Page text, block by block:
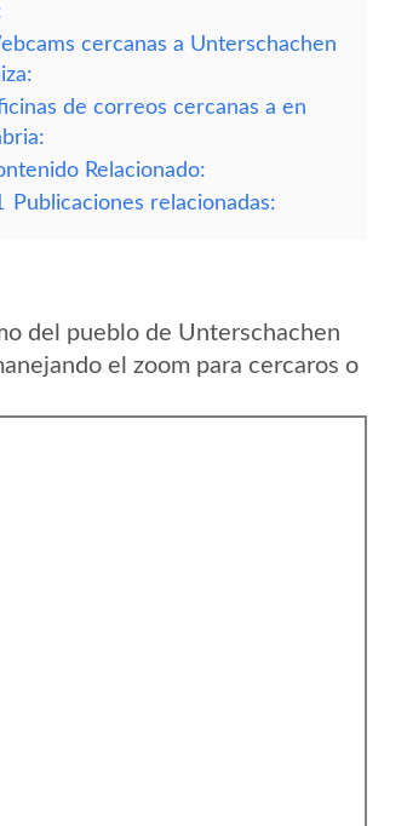
cercanas a Unterschachen
de correos cercanas a en
Relacionado:
Publicaciones relacionadas:
del pueblo de Unterschachen
el zoom para cercaros o